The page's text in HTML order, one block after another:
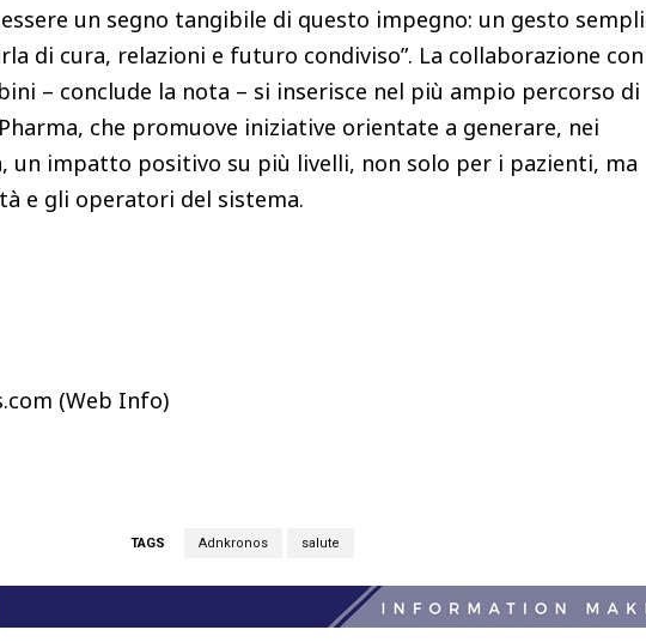
un segno tangibile di questo impegno: un gesto
di cura, relazioni e futuro condiviso”. La collaborazione con
– conclude la nota – si inserisce nel più ampio percorso di
che promuove iniziative orientate a generare, nei
un impatto positivo su più livelli, non solo per i pazienti, ma
e gli operatori del sistema.
(Web Info)
TAGS Adnkronos salute